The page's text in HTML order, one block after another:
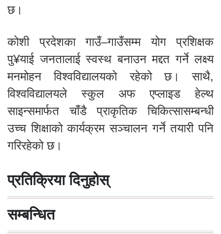
छ।
कोशी प्रदेशका गाउँ–गाउँसम्म योग प्रशिक्षक
पु¥याई जनतालाई स्वस्थ बनाउन मद्दत गर्ने लक्ष्य
मनमोहन विश्वविद्यालयको रहेको छ। साथै,
विश्वविद्यालयले स्कुल अफ एप्लाइड हेल्थ
साइन्समार्फत चाँडै प्राकृतिक चिकित्सासम्बन्धी
उच्च शिक्षाको कार्यक्रम सञ्चालन गर्ने तयारी पनि
गरिरहेको छ।
प्रतिक्रिया दिनुहोस्
सम्बन्धित